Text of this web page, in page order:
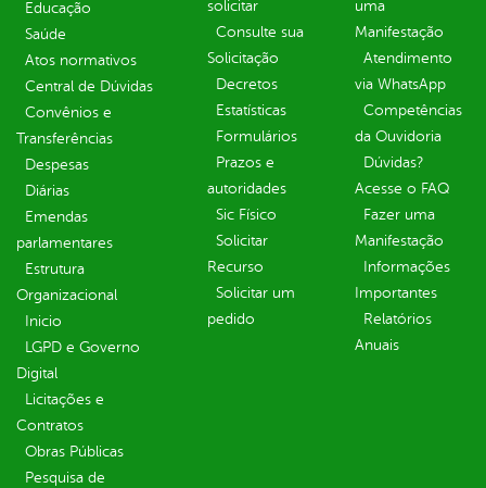
Educação
Saúde
Atos normativos
Central de Dúvidas
Convênios e
Transferências
Despesas
Diárias
Emendas
parlamentares
Estrutura
Organizacional
Inicio
LGPD e Governo
Digital
Licitações e
Contratos
Obras Públicas
Pesquisa de
solicitar
Consulte sua
Solicitação
Decretos
Estatísticas
Formulários
Prazos e
autoridades
Sic Físico
Solicitar
Recurso
Solicitar um
pedido
uma
Manifestação
Atendimento
via WhatsApp
Competências
da Ouvidoria
Dúvidas?
Acesse o FAQ
Fazer uma
Manifestação
Informações
Importantes
Relatórios
Anuais